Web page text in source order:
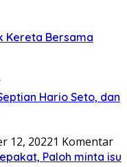
Kereta Bersama
Hario Seto, dan
12, 20221 Komentar
Paloh minta isu